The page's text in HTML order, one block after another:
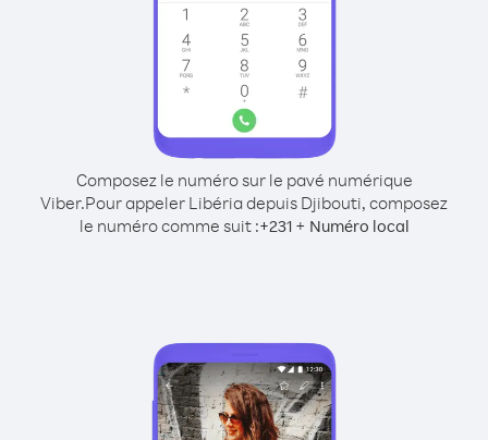
Composez le numéro sur le pavé numérique
Viber.Pour appeler Libéria depuis Djibouti, composez
le numéro comme suit :+231+ Numéro local